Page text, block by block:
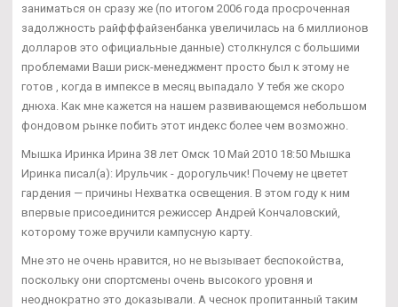
заниматься он сразу же (по итогом 2006 года просроченная
задолжность райфффайзенбанка увеличилась на 6 миллионов
долларов это официальные данные) столкнулся с большими
проблемами Ваши риск-менеджмент просто был к этому не
готов , когда в импексе в месяц выпадало У тебя же скоро
днюха. Как мне кажется на нашем развивающемся небольшом
фондовом рынке побить этот индекс более чем возможно.
Мышка Иринка Ирина 38 лет Омск 10 Май 2010 18:50 Мышка
Иринка писал(а): Ирульчик - дорогульчик! Почему не цветет
гардения — причины Нехватка освещения. В этом году к ним
впервые присоединится режиссер Андрей Кончаловский,
которому тоже вручили кампусную карту.
Мне это не очень нравится, но не вызывает беспокойства,
поскольку они спортсмены очень высокого уровня и
неоднократно это доказывали. А чеснок пропитанный таким